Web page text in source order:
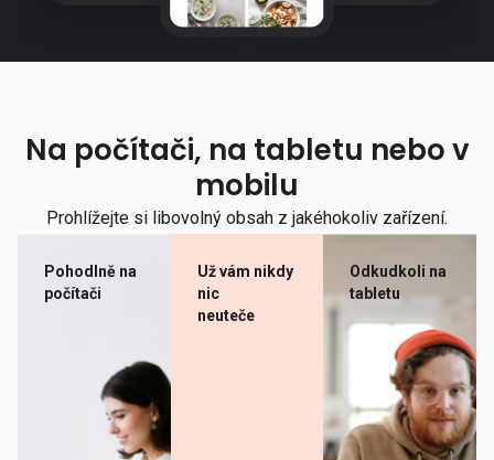
Na počítači, na tabletu nebo v
mobilu
Prohlížejte si libovolný obsah z jakéhokoliv zařízení.
Pohodlně na
počítači
Už vám nikdy
nic
neuteče
Odkudkoli na
tabletu